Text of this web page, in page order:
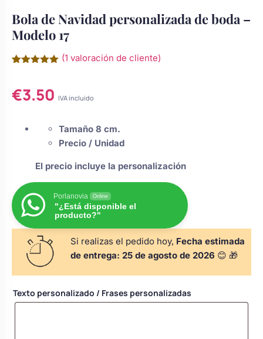
para arras
alianzas
porta alianzas
de boda
y pala tarta
damas de honor
bebé boda
personalizadas
Rasca y Gana para Comunión:
Detalles de comunión para invitados
Ver todo
Bolsos personalizados
Neceseres personalizados
Bola de Navidad personalizada de boda –
Modelo 17
de 5 en
base a
(1 valoración de cliente)
€3.50 IVA incluido
Tamaño 8 cm.
Precio / Unidad
El precio incluye la personalización
Porlanovia Online
"¿Está disponible el
producto?"
Si realizas el pedido hoy, Fecha estimada
de entrega: 25 de agosto de 2026 😊 🎁
Texto personalizado / Frases personalizadas